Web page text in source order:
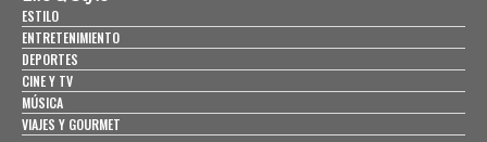
ESTILO
ENTRETENIMIENTO
DEPORTES
CINE Y TV
MÚSICA
VIAJES Y GOURMET